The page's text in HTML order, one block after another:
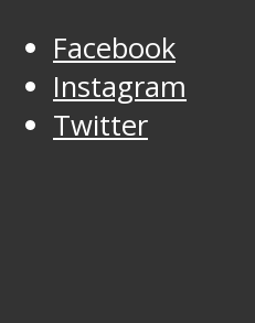
Facebook
Instagram
Twitter